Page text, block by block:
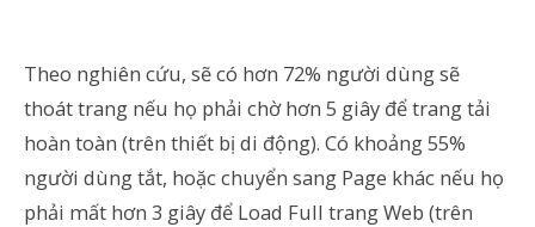
Theo nghiên cứu, sẽ có hơn 72% người dùng sẽ
thoát trang nếu họ phải chờ hơn 5 giây để trang tải
hoàn toàn (trên thiết bị di động). Có khoảng 55%
người dùng tắt, hoặc chuyển sang Page khác nếu họ
phải mất hơn 3 giây để Load Full trang Web (trên